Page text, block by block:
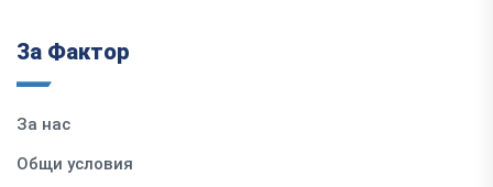
За Фактор
За нас
Общи условия